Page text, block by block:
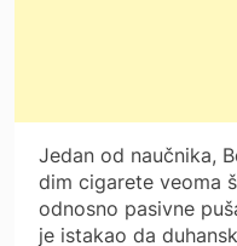
Jedan od naučnika,
dim cigarete veoma
odnosno pasivne
je istakao da